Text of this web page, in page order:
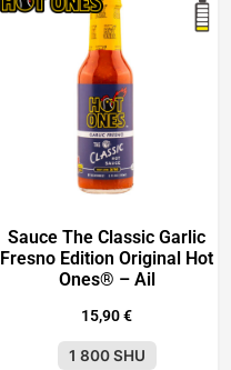
Sauce The Classic Garlic
Fresno Edition Original Hot
Ones® – Ail
15,90€
1 800 SHU